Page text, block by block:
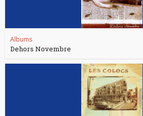
Albums
Dehors Novembre